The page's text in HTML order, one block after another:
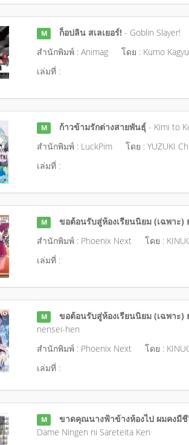
M ก็อปลิน สเลเยอร์! - Goblin Slayer!
สำนักพิมพ์ : Animag
โดย : Kumo
เล่มที่ :
M ก้าวข้ามรักต่างสายพันธุ์ - Kimi to
สำนักพิมพ์ : LuckPim
โดย : YUZUKI
เล่มที่ :
M ขอต้อนรับสู่ห้องเรียนนิยม (เฉพาะ)
สำนักพิมพ์ : Phoenix Next
โดย :
เล่มที่ :
M ขอต้อนรับสู่ห้องเรียนนิยม (เฉพาะ)
nensei-hen
สำนักพิมพ์ : Phoenix Next
โดย :
เล่มที่ :
M ขาดคุณนางฟ้าข้างห้องไป ผมคงมี
Dame Ningen ni Sareteita Ken